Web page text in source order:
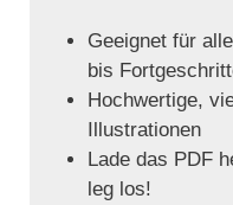
Geeignet für
bis
Hochwertige,
Illustrationen
Lade das PDF
leg los!